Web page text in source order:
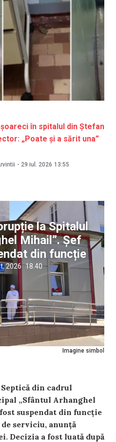
în spitalul din Ștefan
„Poate și a sărit una”
- 29 iul. 2026 13:55
Imagine simbol
la Spitalul
Mihail”. Șef
din funcție
2026 18:40
din cadrul
„Sfântul Arhanghel
suspendat din funcție
serviciu, anunță
Decizia a fost luată după